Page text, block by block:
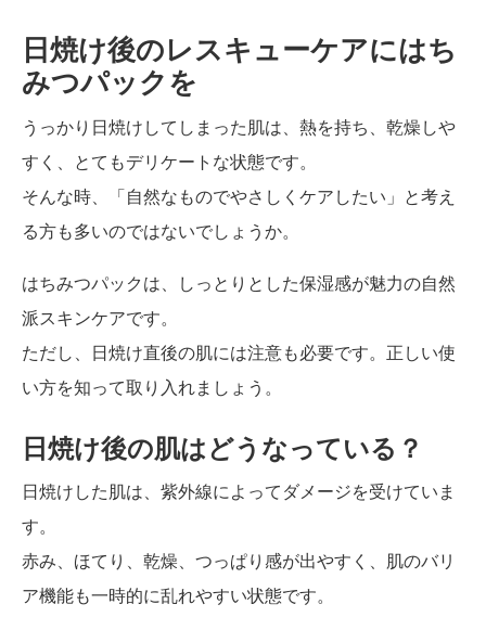
日焼け後のレスキューケアにはち
みつパックを
うっかり日焼けしてしまった肌は、熱を持ち、乾燥しや
すく、とてもデリケートな状態です。
そんな時、「自然なものでやさしくケアしたい」と考え
る方も多いのではないでしょうか。
はちみつパックは、しっとりとした保湿感が魅力の自然
派スキンケアです。
ただし、日焼け直後の肌には注意も必要です。正しい使
い方を知って取り入れましょう。
日焼け後の肌はどうなっている？
日焼けした肌は、紫外線によってダメージを受けていま
す。
赤み、ほてり、乾燥、つっぱり感が出やすく、肌のバリ
ア機能も一時的に乱れやすい状態です。